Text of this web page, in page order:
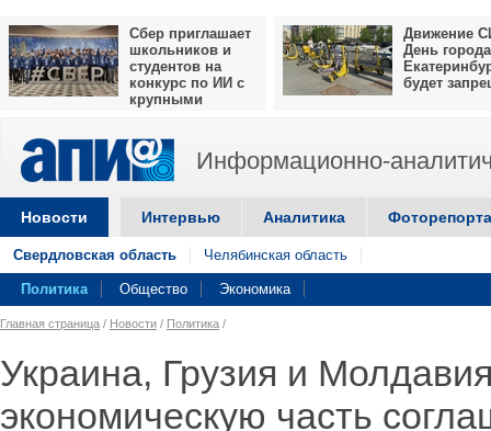
Сбер приглашает
школьников и
студентов на
конкурс по ИИ с
крупными
Движение
День города
будет
Информационно-
Новости Интервью Аналитика
Свердловская область Челябинская область
Политика Общество Экономика
Главная страница / Новости / Политика /
Украина, Грузия и
экономическую часть